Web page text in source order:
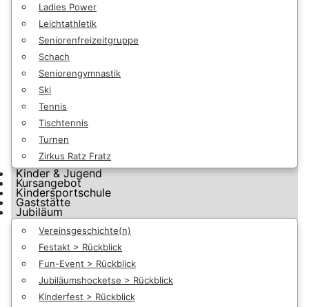
Ladies Power
Leichtathletik
Seniorenfreizeitgruppe
Schach
Seniorengymnastik
Ski
Tennis
Tischtennis
Turnen
Zirkus Ratz Fratz
Kinder & Jugend
Kursangebot
Kindersportschule
Gaststätte
Jubiläum
Vereinsgeschichte(n)
Festakt > Rückblick
Fun-Event > Rückblick
Jubiläumshocketse > Rückblick
Kinderfest > Rückblick